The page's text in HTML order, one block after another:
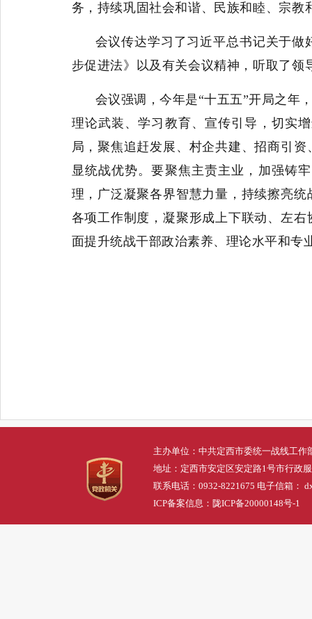
务，持续巩固社会和谐、民族和睦、宗
会议传达学习了习近平总书记关于
步促进法》以及有关会议精神，听取了
会议强调，今年是“十五五”开局之年
理论武装、学习教育、宣传引导，切实
局，聚焦追赶发展、村企共建、招商引
显统战优势。要聚焦主责主业，加强铸
理，广泛凝聚各界智慧力量，持续擦亮
各项工作制度，凝聚形成上下联动、左
面提升统战干部政治素养、理论水平和专
主办单位：中共定西市委统一战线工作
地址：定西市安定区安定路1号市行政
联系电话：0932-8221675 电子信箱：
ICP备案信息： 陇ICP备20000148号-1